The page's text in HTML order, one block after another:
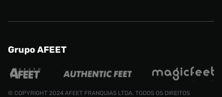
Grupo AFEET
© COPYRIGHT 2024 AFEET FRANQUIAS LTDA. TODOS OS DIREITOS